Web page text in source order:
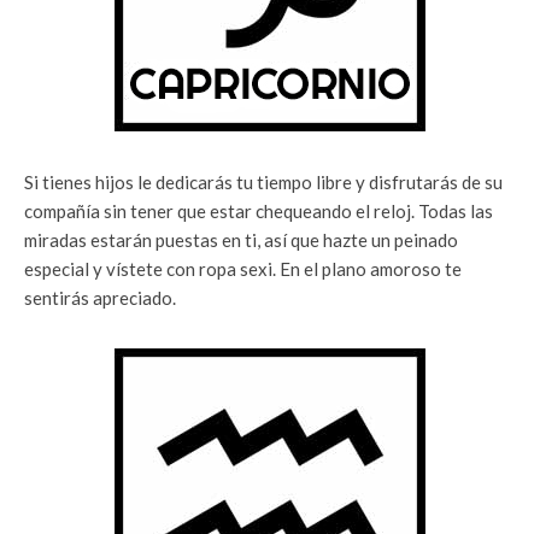
Si tienes hijos le dedicarás tu tiempo libre y disfrutarás de su
compañía sin tener que estar chequeando el reloj. Todas las
miradas estarán puestas en ti, así que hazte un peinado
especial y vístete con ropa sexi. En el plano amoroso te
sentirás apreciado.